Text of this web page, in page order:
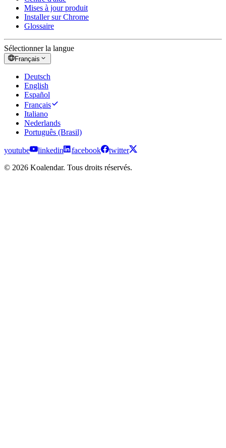
Mises à jour produit
Installer sur Chrome
Glossaire
Sélectionner la langue
Français
Deutsch
English
Español
Français
Italiano
Nederlands
Português (Brasil)
youtube linkedin facebook
twitter
© 2026 Koalendar. Tous droits réservés.